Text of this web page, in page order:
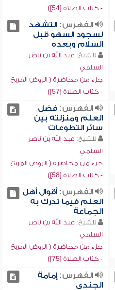
- كتاب الصلاة [54])
الفهرس:التشهد
لسجود السهو قبل
السلام وبعده
للشيخ: عبد الله بن ناصر
السلمي
جزء من محاضرة ( الروض المربع
- كتاب الصلاة [57])
الفهرس:فضل
العلم ومنزلته بين
سائر التطوعات
للشيخ: عبد الله بن ناصر
السلمي
جزء من محاضرة ( الروض المربع
- كتاب الصلاة [58])
الفهرس:أقوال أهل
العلم فيما تدرك به
الجماعة
للشيخ: عبد الله بن ناصر
السلمي
جزء من محاضرة ( الروض المربع
- كتاب الصلاة [75])
الفهرس:إمامة
الجندي